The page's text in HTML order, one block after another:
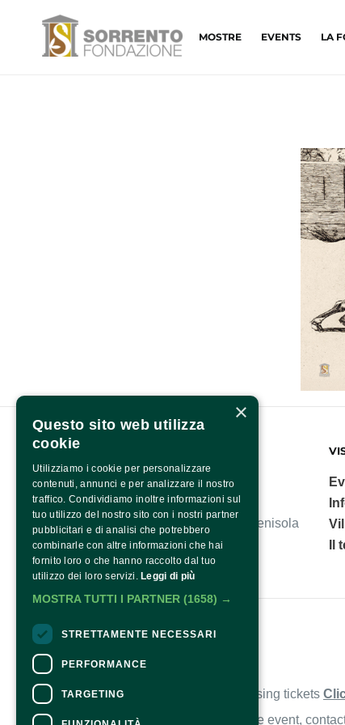
MOSTRE EVENTS LA
FONDAZIONE SORRENTO
Villa Fiorentino, polo culturale della Penisola
Sorrentina.
Il
Contacts
For information and support in purchasing tickets
For information on the program and the event,
×
Questo sito web utilizza
cookie
Utilizziamo i cookie per personalizzare
contenuti, annunci e per analizzare il nostro
traffico. Condividiamo inoltre informazioni sul
tuo utilizzo del nostro sito con i nostri partner
pubblicitari e di analisi che potrebbero
combinarle con altre informazioni che hai
fornito loro o che hanno raccolto dal tuo
utilizzo dei loro servizi. Leggi di più
MOSTRA TUTTI I PARTNER (1658) →
STRETTAMENTE NECESSARI
PERFORMANCE
TARGETING